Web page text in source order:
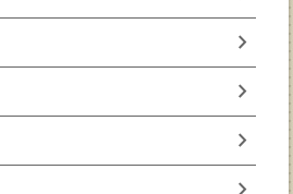
chevron_right
chevron_right
chevron_right